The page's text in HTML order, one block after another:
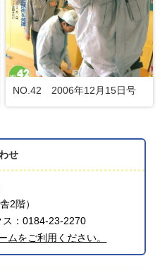
NO.42 2006年12月15日号
せ
2階）
：0184-23-2270
ムをご利用ください。